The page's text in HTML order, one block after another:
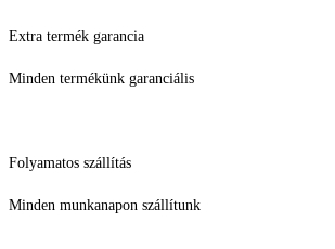
Extra termék garancia
Minden termékünk garanciális
Folyamatos szállítás
Minden munkanapon szállítunk